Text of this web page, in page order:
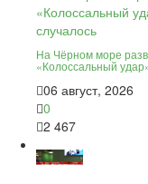
На Чёрном море
«Колоссальный
06 август, 2026
0
2 467